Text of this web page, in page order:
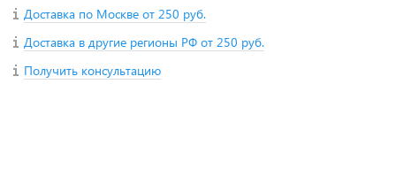
Доставка по Москве от 250 руб.
Доставка в другие регионы РФ от 250 руб.
Получить консультацию